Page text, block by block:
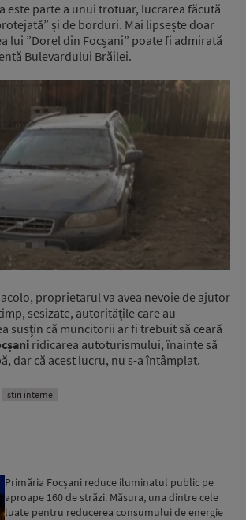
este parte a unui trotuar, lucrarea făcută
și de borduri. Mai lipsește doar
lui ”Dorel din Focșani” poate fi admirată
Bulevardului Brăilei.
acolo, proprietarul va avea nevoie de ajutor
sesizate, autorităţile care au
susţin că muncitorii ar fi trebuit să ceară
ridicarea autoturismului, înainte să
dar că acest lucru, nu s-a întâmplat.
stiri interne
Primăria Focșani reduce iluminatul public pe
aproape 160 de străzi. Măsura, una dintre cele
luate pentru reducerea consumului de energie